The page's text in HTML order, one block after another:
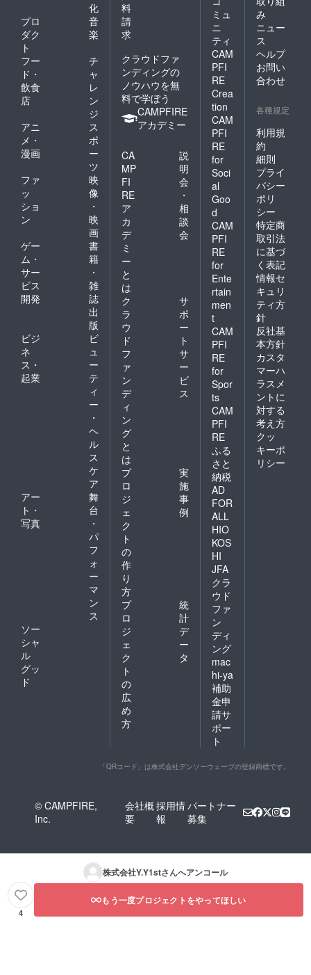
化
プロ
ダク
ト
音
楽
フー
ド・
飲食
店
チ
ャ
レ
ン
ジ
アニ
メ・
漫画
ス
ポ
ー
ツ
ファ
ッ
ショ
ン
映
像
・
映
画
ゲー
ム・
サー
ビス
開発
書
籍
・
雑
誌
出
版
ビジ
ネ
ス・
起業
ビ
ュ
ー
テ
ィ
ー
・
ヘ
ル
ス
ケ
ア
アー
ト・
写真
舞
台
・
パ
フ
ォ
ー
マ
ン
ス
ソー
シャ
ル
グッ
ド
料
請
求
クラウドファ
ンディングの
ノウハウを無
料で学ぼう
CAMPFIRE
アカデミー
CA
MP
FI
RE
ア
カ
デ
ミ
ー
と
は
説
明
会
・
相
談
会
ク
ラ
ウ
ド
フ
ァ
ン
デ
ィ
ン
グ
と
は
サ
ポ
ー
ト
サ
ー
ビ
ス
プ
ロ
ジ
ェ
ク
ト
の
作
り
方
実
施
事
例
プ
ロ
ジ
ェ
ク
ト
の
広
め
方
統
計
デ
ー
タ
ミュ
ニ
ティ
CAM
PFI
RE
Crea
tion
CAM
PFI
RE
for
Soci
al
Goo
d
CAM
PFI
RE
for
Ente
rtain
men
t
CAM
PFI
RE
for
Spor
ts
CAM
PFI
RE
ふる
さと
納税
AD
FOR
ALL
HIO
KOS
HI
JFA
クラ
ウド
ファ
ン
ディ
ング
mac
hi-ya
補助
金申
請サ
ポー
ト
み
ニュー
ス
ヘルプ
お問い
合わせ
各種規定
利用規
約
細則
プライ
バシー
ポリ
シー
特定商
取引法
に基づ
く表記
情報セ
キュリ
ティ方
針
反社基
本方針
カスタ
マーハ
ラスメ
ントに
対する
考え方
クッ
キーポ
リシー
「QRコード」は株式会社デンソーウェーブの登録商標です。
© CAMPFIRE,
Inc.
会社概
要
採用情
報
パートナー
募集
株式会社Y.Y1stさんへアンコール
4
もう一度プロジェクトをやってほしい